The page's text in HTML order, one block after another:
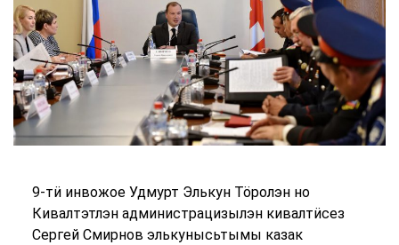
9-тӥ инвожое Удмурт Элькун Тӧролэн но
Кивалтэтлэн администрацизылэн кивалтӥсез
Сергей Смирнов элькунысьтымы казак